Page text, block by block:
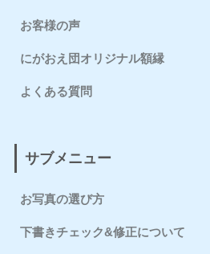
お客様の声
にがおえ団オリジナル額縁
よくある質問
サブメニュー
お写真の選び方
下書きチェック&修正について